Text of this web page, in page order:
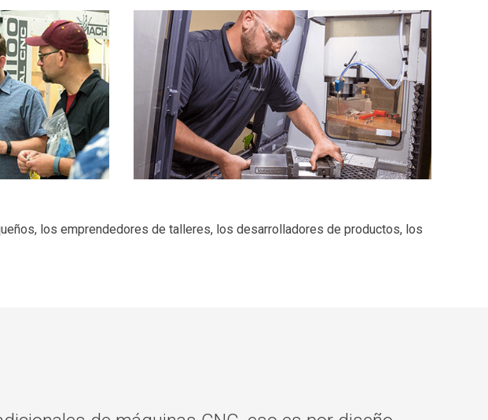
los emprendedores de talleres, los desarrolladores de productos, los